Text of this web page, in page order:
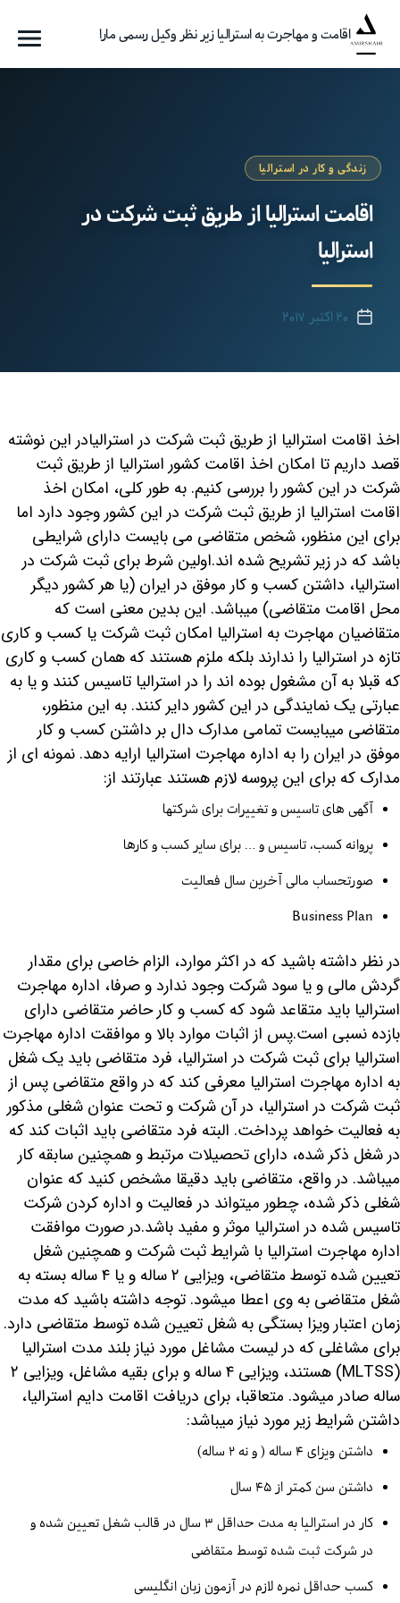
اقامت و مهاجرت به استرالیا زیر نظر وکیل رسمی مارا
زندگی و کار در استرالیا
اقامت استرالیا از طریق ثبت شرکت در
استرالیا
تاریخ۲۰ اکتبر ۲۰۱۷
اخذ اقامت استرالیا از طریق ثبت شرکت در استرالیادر این نوشته
قصد داریم تا امکان اخذ اقامت کشور استرالیا از طریق ثبت
شرکت در این کشور را بررسی کنیم. به طور کلی، امکان اخذ
اقامت استرالیا از طریق ثبت شرکت در این کشور وجود دارد اما
برای این منظور، شخص متقاضی می بایست دارای شرایطی
باشد که در زیر تشریح شده اند.اولین شرط برای ثبت شرکت در
استرالیا، داشتن کسب و کار موفق در ایران (یا هر کشور دیگر
محل اقامت متقاضی) میباشد. این بدین معنی است که
متقاضیان مهاجرت به استرالیا امکان ثبت شرکت یا کسب و کاری
تازه در استرالیا را ندارند بلکه ملزم هستند که همان کسب و کاری
که قبلا به آن مشغول بوده اند را در استرالیا تاسیس کنند و یا به
عبارتی یک نمایندگی در این کشور دایر کنند. به این منظور،
متقاضی میبایست تمامی مدارک دال بر داشتن کسب و کار
موفق در ایران را به اداره مهاجرت استرالیا ارایه دهد. نمونه ای از
مدارک که برای این پروسه لازم هستند عبارتند از:
آگهی های تاسیس و تغییرات برای شرکتها
پروانه کسب، تاسیس و … برای سایر کسب و کارها
صورتحساب مالی آخرین سال فعالیت
Business Plan
در نظر داشته باشید که در اکثر موارد، الزام خاصی برای مقدار
گردش مالی و یا سود شرکت وجود ندارد و صرفا، اداره مهاجرت
استرالیا باید متقاعد شود که کسب و کار حاضر متقاضی دارای
بازده نسبی است.پس از اثبات موارد بالا و موافقت اداره مهاجرت
استرالیا برای ثبت شرکت در استرالیا، فرد متقاضی باید یک شغل
به اداره مهاجرت استرالیا معرفی کند که در واقع متقاضی پس از
ثبت شرکت در استرالیا، در آن شرکت و تحت عنوان شغلی مذکور
به فعالیت خواهد پرداخت. البته فرد متقاضی باید اثبات کند که
در شغل ذکر شده، دارای تحصیلات مرتبط و همچنین سابقه کار
میباشد. در واقع، متقاضی باید دقیقا مشخص کنید که عنوان
شغلی ذکر شده، چطور میتواند در فعالیت و اداره کردن شرکت
تاسیس شده در استرالیا موثر و مفید باشد.در صورت موافقت
اداره مهاجرت استرالیا با شرایط ثبت شرکت و همچنین شغل
تعیین شده توسط متقاضی، ویزایی ۲ ساله و یا ۴ ساله بسته به
شغل متقاضی به وی اعطا میشود. توجه داشته باشید که مدت
زمان اعتبار ویزا بستگی به شغل تعیین شده توسط متقاضی دارد.
برای مشاغلی که در لیست مشاغل مورد نیاز بلند مدت استرالیا
(MLTSS) هستند، ویزایی ۴ ساله و برای بقیه مشاغل، ویزایی ۲
ساله صادر میشود. متعاقبا، برای دریافت اقامت دایم استرالیا،
داشتن شرایط زیر مورد نیاز میباشد:
داشتن ویزای ۴ ساله ( و نه ۲ ساله)
داشتن سن کمتر از ۴۵ سال
کار در استرالیا به مدت حداقل ۳ سال در قالب شغل تعیین شده و
در شرکت ثبت شده توسط متقاضی
کسب حداقل نمره لازم در آزمون زبان انگلیسی